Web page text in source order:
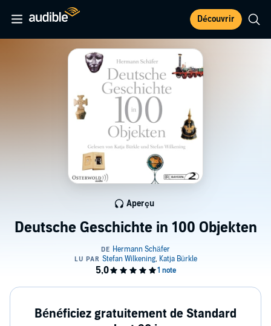
Découvrir
Deutsche Geschichte in 100 Objekten
Aperçu
Bénéficiez gratuitement de Standard